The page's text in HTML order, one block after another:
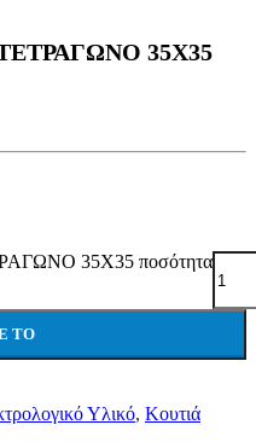
35X35
35X35 ποσότητα
ΤΟ
Υλικό, Κουτιά